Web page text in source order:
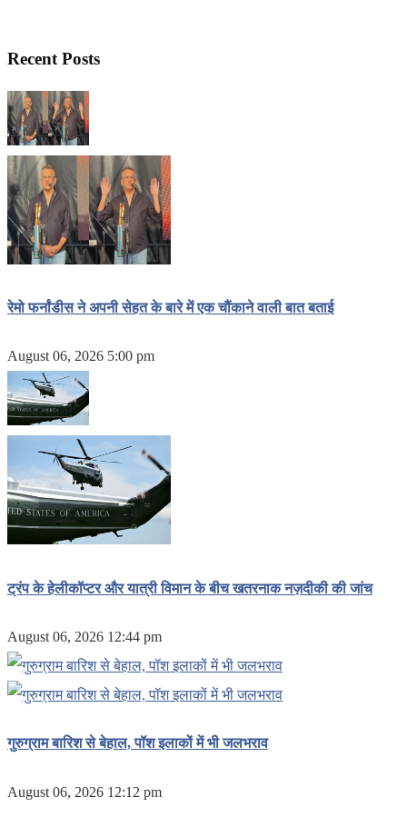
Recent Posts
रेमो फर्नांडीस ने अपनी सेहत के बारे में एक चौंकाने वाली बात बताई
August 06, 2026 5:00 pm
ट्रंप के हेलीकॉप्टर और यात्री विमान के बीच खतरनाक नज़दीकी की जांच
August 06, 2026 12:44 pm
गुरुग्राम बारिश से बेहाल, पॉश इलाकों में भी जलभराव
August 06, 2026 12:12 pm